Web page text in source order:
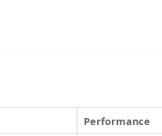
Performance